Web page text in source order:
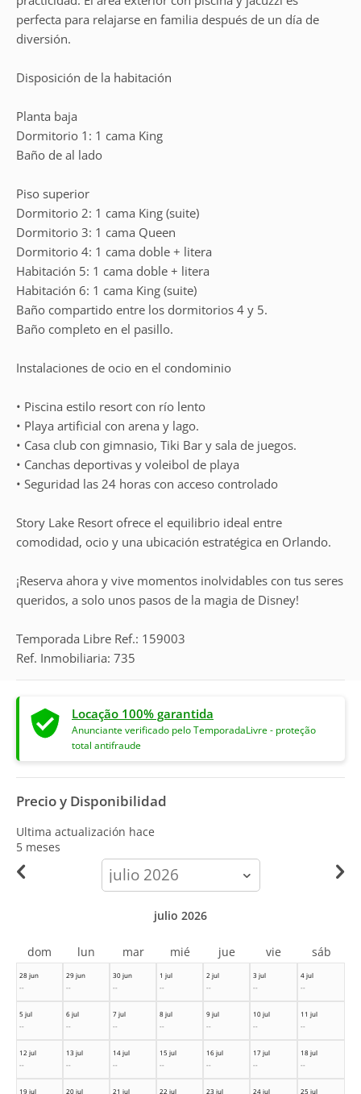
perfecta para relajarse en familia después de un día de
diversión.
Disposición de la habitación
Planta baja
Dormitorio 1: 1 cama King
Baño de al lado
Piso superior
Dormitorio 2: 1 cama King (suite)
Dormitorio 3: 1 cama Queen
Dormitorio 4: 1 cama doble + litera
Habitación 5: 1 cama doble + litera
Habitación 6: 1 cama King (suite)
Baño compartido entre los dormitorios 4 y 5.
Baño completo en el pasillo.
Instalaciones de ocio en el condominio
• Piscina estilo resort con río lento
• Playa artificial con arena y lago.
• Casa club con gimnasio, Tiki Bar y sala de juegos.
• Canchas deportivas y voleibol de playa
• Seguridad las 24 horas con acceso controlado
Story Lake Resort ofrece el equilibrio ideal entre
comodidad, ocio y una ubicación estratégica en Orlando.
¡Reserva ahora y vive momentos inolvidables con tus seres
queridos, a solo unos pasos de la magia de Disney!
Temporada Libre Ref.: 159003
Ref. Inmobiliaria: 735
Locação 100% garantida
Anunciante verificado pelo TemporadaLivre - proteção
total antifraude
Precio y Disponibilidad
Ultima actualización hace
5 meses
calendar-
month
28 jun
--
29 jun
--
30 jun
--
1 jul
--
2 jul
--
3 jul
--
4 jul
--
5 jul
--
6 jul
--
7 jul
--
8 jul
--
9 jul
--
10 jul
--
11 jul
--
12 jul
--
13 jul
--
14 jul
--
15 jul
--
16 jul
--
17 jul
--
18 jul
--
19 jul 20 jul 21 jul 22 jul 23 jul 24 jul 25 jul
julio 2026
dom lun mar mié jue vie sáb